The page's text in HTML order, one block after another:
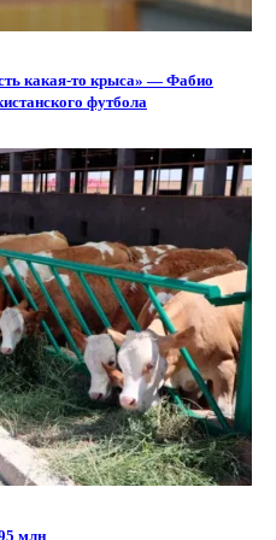
какая-то крыса» — Фабио
футбола
млн